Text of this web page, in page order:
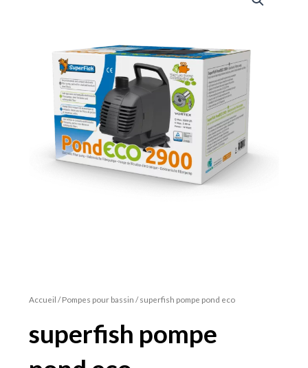
Accueil /Pompes pour bassin / superfish pompe pond eco
superfish pompe